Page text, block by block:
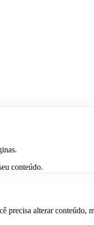
conteúdo.
alterar conteúdo,